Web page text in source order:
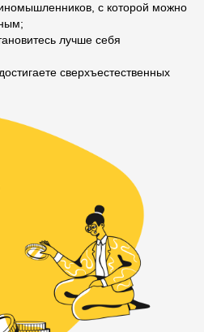
с которой можно
лучше себя
сверхъестественных